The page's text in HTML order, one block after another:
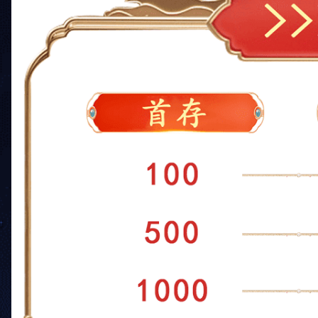
贵、时尚、大气
加印象深刻的去记
种效应是不用花钱